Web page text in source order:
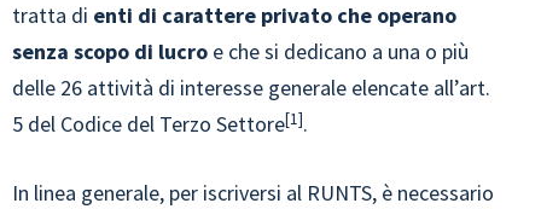
tratta di enti di carattere privato che operano
senza scopo di lucro e che si dedicano a una o più
delle 26 attività di interesse generale elencate all’art.
5 del Codice del Terzo Settore 1 .
In linea generale, per iscriversi al RUNTS, è necessario